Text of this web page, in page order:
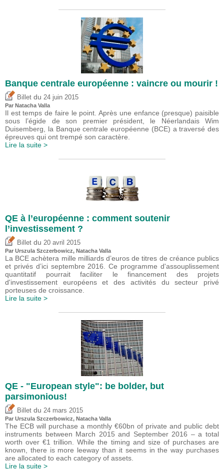
Banque centrale européenne : vaincre ou mourir !
Billet du 24 juin 2015
Par Natacha Valla
Il est temps de faire le point. Après une enfance (presque) paisible
sous l’égide de son premier président, le Néerlandais Wim
Duisemberg, la Banque centrale européenne (BCE) a traversé des
épreuves qui ont trempé son caractère.
Lire la suite >
QE à l’européenne : comment soutenir
l’investissement ?
Billet du 20 avril 2015
Par Urszula Szczerbowicz, Natacha Valla
La BCE achètera mille milliards d’euros de titres de créance publics
et privés d’ici septembre 2016. Ce programme d'assouplissement
quantitatif pourrait faciliter le financement des projets
d'investissement européens et des activités du secteur privé
porteuses de croissance.
Lire la suite >
QE - "European style": be bolder, but
parsimonious!
Billet du 24 mars 2015
Par Urszula Szczerbowicz, Natacha Valla
The ECB will purchase a monthly €60bn of private and public debt
instruments between March 2015 and September 2016 – a total
worth over €1 trillion. While the timing and size of purchases are
known, there is more leeway than it seems in the way purchases
are allocated to each category of assets.
Lire la suite >